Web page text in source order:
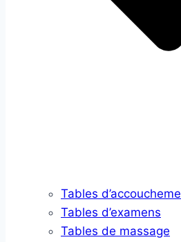
Tables
Tables d’examens
Tables de massage